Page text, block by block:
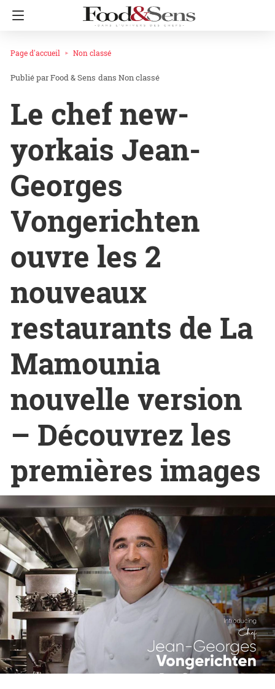
Page d'accueil Non classé
Food & Sens dans Non classé
Le chef new-
yorkais Jean-
Georges
Vongerichten
ouvre les 2
nouveaux
restaurants de La
Mamounia
nouvelle version
– Découvrez les
premières images